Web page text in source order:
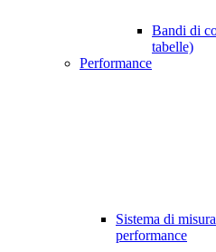
Bandi di
tabelle)
Performance
Sistema di
performance